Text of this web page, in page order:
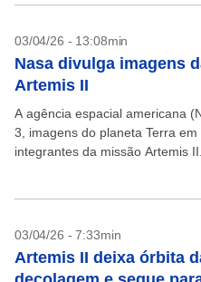
03/04/26 - 13:08min
Nasa divulga imagens
Artemis II
A agência espacial americana
3, imagens do planeta Terra
integrantes da missão Artemis
03/04/26 - 7:33min
Artemis II deixa órbita